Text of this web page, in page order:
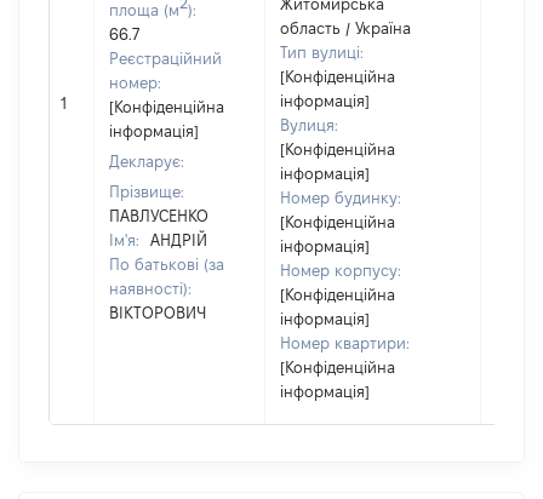
1
площа (м ):
66.7
Реєстраційний
номер:
[Конфіденційна
інформація]
Декларує:
Прізвище:
ПАВЛУСЕНКО
Ім'я:
АНДРІЙ
По батькові (за
наявності):
ВІКТОРОВИЧ
Житомирська
область / Україна
Тип вулиці:
[Конфіденційна
інформація]
Вулиця:
[Конфіденційна
інформація]
Номер будинку:
[Конфіденційна
інформація]
Номер корпусу:
[Конфіденційна
інформація]
Номер квартири:
[Конфіденційна
інформація]